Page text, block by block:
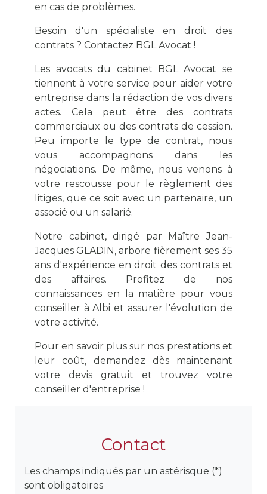
en cas de problèmes.
Besoin d'un spécialiste en droit des
contrats ? Contactez BGL Avocat !
Les avocats du cabinet BGL Avocat se
tiennent à votre service pour aider votre
entreprise dans la rédaction de vos divers
actes. Cela peut être des contrats
commerciaux ou des contrats de cession.
Peu importe le type de contrat, nous
vous accompagnons dans les
négociations. De même, nous venons à
votre rescousse pour le règlement des
litiges, que ce soit avec un partenaire, un
associé ou un salarié.
Notre cabinet, dirigé par Maître Jean-
Jacques GLADIN, arbore fièrement ses 35
ans d'expérience en droit des contrats et
des affaires. Profitez de nos
connaissances en la matière pour vous
conseiller à Albi et assurer l'évolution de
votre activité.
Pour en savoir plus sur nos prestations et
leur coût, demandez dès maintenant
votre devis gratuit et trouvez votre
conseiller d'entreprise !
Contact
Les champs indiqués par un astérisque (*)
sont obligatoires